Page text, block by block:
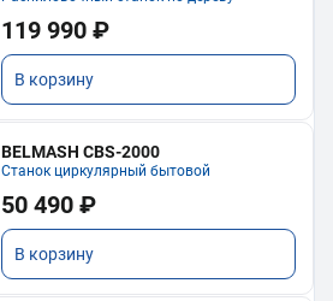
119 990 ₽
В корзину
BELMASH CBS-2000
Станок циркулярный бытовой
50 490 ₽
В корзину